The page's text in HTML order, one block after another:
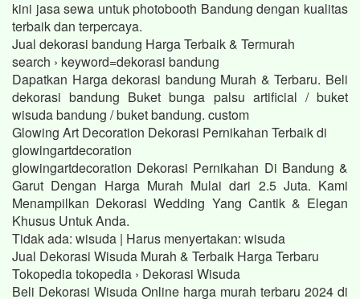
kini jasa sewa untuk photobooth Bandung dengan kualitas
terbaik dan terpercaya.
Jual dekorasi bandung Harga Terbaik & Termurah
search › keyword=dekorasi bandung
Dapatkan Harga dekorasi bandung Murah & Terbaru. Beli
dekorasi bandung Buket bunga palsu artificial / buket
wisuda bandung / buket bandung. custom
Glowing Art Decoration Dekorasi Pernikahan Terbaik di
glowingartdecoration
glowingartdecoration Dekorasi Pernikahan Di Bandung &
Garut Dengan Harga Murah Mulai dari 2.5 Juta. Kami
Menampilkan Dekorasi Wedding Yang Cantik & Elegan
Khusus Untuk Anda.
Tidak ada: wisuda ‎| Harus menyertakan: wisuda
Jual Dekorasi Wisuda Murah & Terbaik Harga Terbaru
Tokopedia tokopedia › Dekorasi Wisuda
Beli Dekorasi Wisuda Online harga murah terbaru 2024 di